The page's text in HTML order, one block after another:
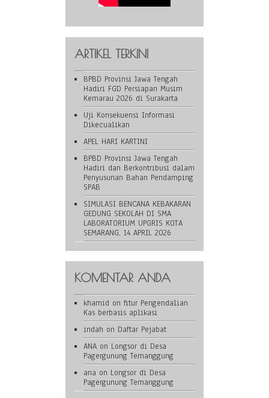
ARTIKEL TERKINI
BPBD Provinsi Jawa Tengah
Hadiri FGD Persiapan Musim
Kemarau 2026 di Surakarta
Uji Konsekuensi Informasi
Dikecualikan
APEL HARI KARTINI
BPBD Provinsi Jawa Tengah
Hadiri dan Berkontribusi dalam
Penyusunan Bahan Pendamping
SPAB
SIMULASI BENCANA KEBAKARAN
GEDUNG SEKOLAH DI SMA
LABORATORIUM UPGRIS KOTA
SEMARANG, 14 APRIL 2026
KOMENTAR ANDA
khamid on fitur Pengendalian
Kas berbasis aplikasi
indah on Daftar Pejabat
ANA on Longsor di Desa
Pagergunung Temanggung
ana on Longsor di Desa
Pagergunung Temanggung